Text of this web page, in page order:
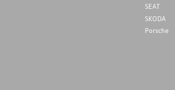
SEAT
SKODA
Porsche